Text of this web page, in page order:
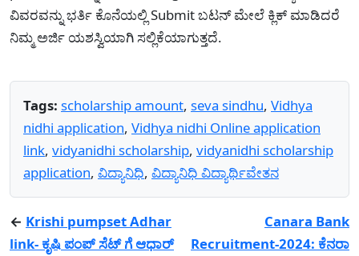
ವಿವರವನ್ನು ಭರ್ತಿ ಕೊನೆಯಲ್ಲಿ Submit ಬಟನ್ ಮೇಲೆ ಕ್ಲಿಕ್ ಮಾಡಿದರೆ
ನಿಮ್ಮ ಅರ್ಜಿ ಯಶಸ್ವಿಯಾಗಿ ಸಲ್ಲಿಕೆಯಾಗುತ್ತದೆ.
Tags: scholarship amount, seva sindhu, Vidhya
nidhi application, Vidhya nidhi Online application
link, vidyanidhi scholarship, vidyanidhi scholarship
application, ವಿದ್ಯಾನಿಧಿ, ವಿದ್ಯಾನಿಧಿ ವಿದ್ಯಾರ್ಥಿವೇತನ
← Krishi pumpset Adhar
link- ಕೃಷಿ ಪಂಪ್ ಸೆಟ್ ಗೆ ಆಧಾರ್
Canara Bank
Recruitment-2024: ಕೆನರಾ